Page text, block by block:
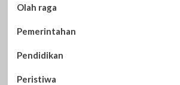
Olah raga
Pemerintahan
Pendidikan
Peristiwa